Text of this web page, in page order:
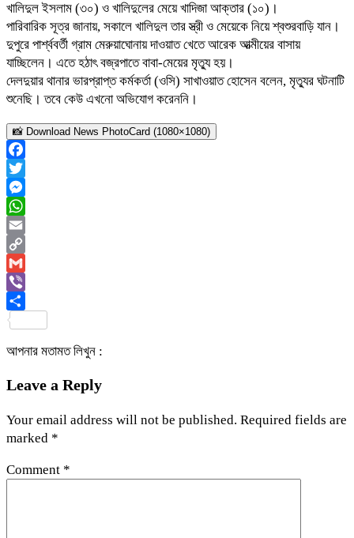
খালিদুল ইসলাম (৩০) ও খালিদুলের মেয়ে খাদিজা আক্তার (১০)।
পারিবারিক সূত্র জানায়, সকালে খালিদুল তার স্ত্রী ও মেয়েকে নিয়ে শ্বশুরবাড়ি যান।
দুপুরে পার্শ্ববর্তী গ্রাম মেরুয়াঘোনায় দাওয়াত খেতে আরেক আত্মীয়ের বাসায়
যাচ্ছিলেন। এতে হঠাৎ বজ্রপাতে বাবা-মেয়ের মৃত্যু হয়।
দেলদুয়ার থানার ভারপ্রাপ্ত কর্মকর্তা (ওসি) সাখাওয়াত হোসেন বলেন, মৃত্যুর ঘটনাটি
শুনেছি। তবে কেউ এখনো অভিযোগ করেননি।
📸 Download News PhotoCard (1080×1080)
Facebook
Twitter
Messenger
WhatsApp
Email
Copy
Link
Gmail
Viber
আপনার মতামত লিখুন :
Leave a Reply
Your email address will not be published. Required fields are
marked *
Comment *